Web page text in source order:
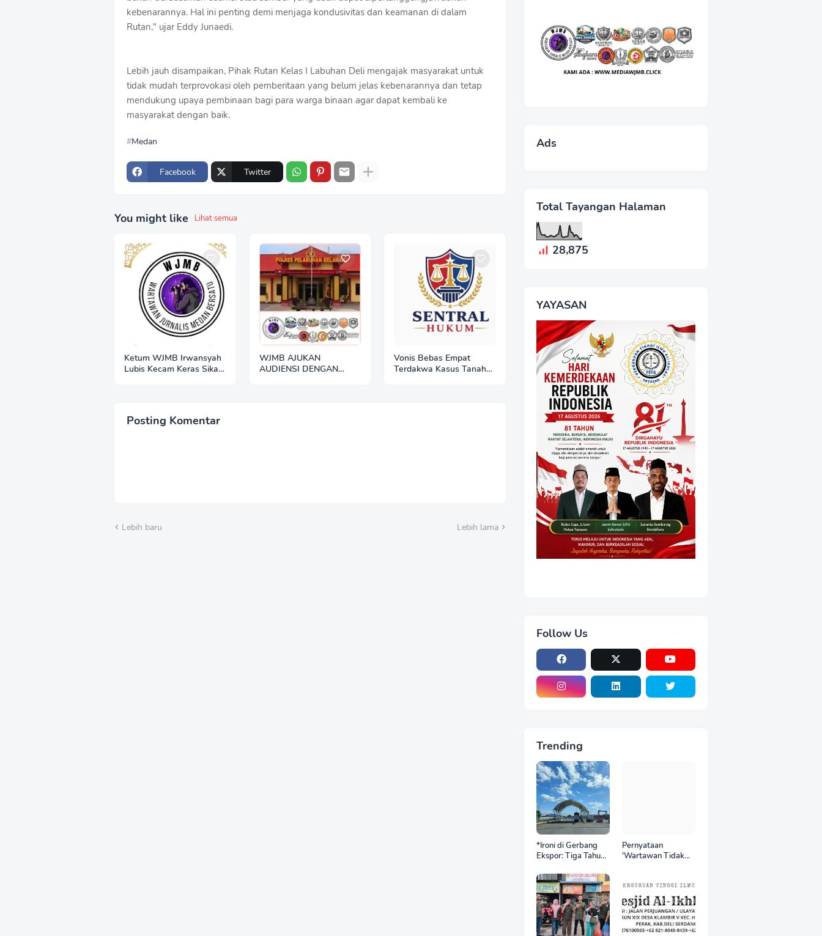
kebenarannya. Hal ini penting demi menjaga kondusivitas dan keamanan di dalam
Rutan," ujar Eddy Junaedi.
Lebih jauh disampaikan, Pihak Rutan Kelas I Labuhan Deli mengajak masyarakat untuk
tidak mudah terprovokasi oleh pemberitaan yang belum jelas kebenarannya dan tetap
mendukung upaya pembinaan bagi para warga binaan agar dapat kembali ke
masyarakat dengan baik.
Medan
Facebook Twitter
You might like Lihat semua
Ketum WJMB Irwansyah
Lubis Kecam Keras Sikap
WJMB AJUKAN
AUDIENSI DENGAN
Vonis Bebas Empat
Terdakwa Kasus Tanah
Posting Komentar
Lebih baru Lebih lama
Ads
Total Tayangan Halaman
28,875
YAYASAN
Follow Us
Trending
*Ironi di Gerbang
Ekspor: Tiga Tahun
BNCT, Upah Pekerja
Sektor Internasional
Justru Anjlok di
Bawah Sektor
Domestik*
Pernyataan
'Wartawan Tidak
Polisi, Ketum SPASI
Jelani Christo Kecam
Sikap Hotman Paris